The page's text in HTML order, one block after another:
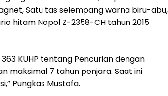
Satu tas selempang warna biru-abu,
hitam Nopol Z-2358-CH tahun 2015
KUHP tentang Pencurian dengan
maksimal 7 tahun penjara. Saat ini
Pungkas Mustofa.